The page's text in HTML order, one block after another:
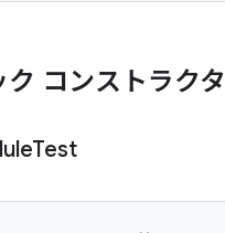
ク コンストラクタ
Test